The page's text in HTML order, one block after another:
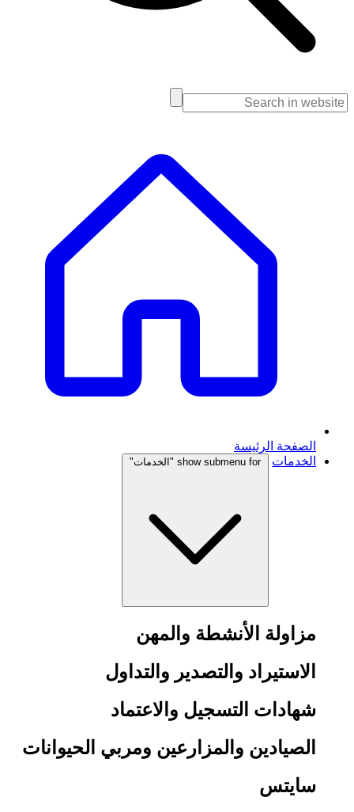
الصفحة الرئيسة
الخدمات
show submenu for "الخدمات"
مزاولة الأنشطة والمهن
الاستيراد والتصدير والتداول
شهادات التسجيل والاعتماد
الصيادين والمزارعين ومربي الحيوانات
سايتس